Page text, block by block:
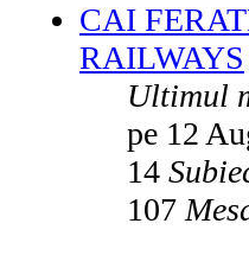
CAI
RAILWAYS
Ultimul
pe 12
14
107